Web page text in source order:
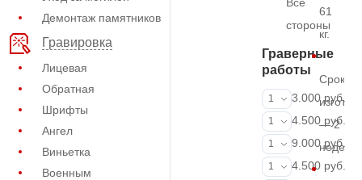
Демонтаж памятников
Гравировка
Лицевая
Обратная
Шрифты
Ангел
Виньетка
Военным
стороны
Граверные
работы
ФИО и даты
1
3.000 руб.
ФИО и даты
1
4.500 руб.
ФИО и даты
1
9.000 руб.
Портрет
1
4.500 руб.
61
кг.
Срок
— 2
недели